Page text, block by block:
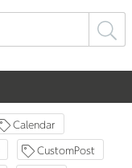
Calendar
CustomPost